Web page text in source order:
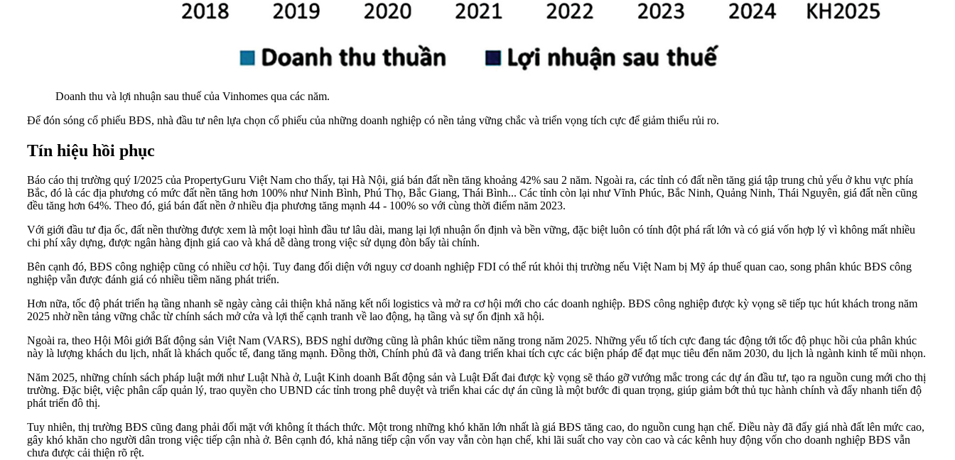
Doanh thu và lợi nhuận sau thuế của Vinhomes qua các năm.
Để đón sóng cổ phiếu BĐS, nhà đầu tư nên lựa chọn cổ phiếu của những doanh nghiệp có nền tảng vững chắc và triển vọng tích cực để giảm thiểu rủi ro.
Tín hiệu hồi phục
Báo cáo thị trường quý I/2025 của PropertyGuru Việt Nam cho thấy, tại Hà Nội, giá bán đất nền tăng khoảng 42% sau 2 năm. Ngoài ra, các tỉnh có đất nền tăng giá tập trung chủ yếu ở khu vực phía
Bắc, đó là các địa phương có mức đất nền tăng hơn 100% như Ninh Bình, Phú Thọ, Bắc Giang, Thái Bình... Các tỉnh còn lại như Vĩnh Phúc, Bắc Ninh, Quảng Ninh, Thái Nguyên, giá đất nền cũng
đều tăng hơn 64%. Theo đó, giá bán đất nền ở nhiều địa phương tăng mạnh 44 - 100% so với cùng thời điểm năm 2023.
Với giới đầu tư địa ốc, đất nền thường được xem là một loại hình đầu tư lâu dài, mang lại lợi nhuận ổn định và bền vững, đặc biệt luôn có tính đột phá rất lớn và có giá vốn hợp lý vì không mất nhiều
chi phí xây dựng, được ngân hàng định giá cao và khá dễ dàng trong việc sử dụng đòn bẩy tài chính.
Bên cạnh đó, BĐS công nghiệp cũng có nhiều cơ hội. Tuy đang đối diện với nguy cơ doanh nghiệp FDI có thể rút khỏi thị trường nếu Việt Nam bị Mỹ áp thuế quan cao, song phân khúc BĐS công
nghiệp vẫn được đánh giá có nhiều tiềm năng phát triển.
Hơn nữa, tốc độ phát triển hạ tầng nhanh sẽ ngày càng cải thiện khả năng kết nối logistics và mở ra cơ hội mới cho các doanh nghiệp. BĐS công nghiệp được kỳ vọng sẽ tiếp tục hút khách trong năm
2025 nhờ nền tảng vững chắc từ chính sách mở cửa và lợi thế cạnh tranh về lao động, hạ tầng và sự ổn định xã hội.
Ngoài ra, theo Hội Môi giới Bất động sản Việt Nam (VARS), BĐS nghỉ dưỡng cũng là phân khúc tiềm năng trong năm 2025. Những yếu tố tích cực đang tác động tới tốc độ phục hồi của phân khúc
này là lượng khách du lịch, nhất là khách quốc tế, đang tăng mạnh. Đồng thời, Chính phủ đã và đang triển khai tích cực các biện pháp để đạt mục tiêu đến năm 2030, du lịch là ngành kinh tế mũi nhọn.
Năm 2025, những chính sách pháp luật mới như Luật Nhà ở, Luật Kinh doanh Bất động sản và Luật Đất đai được kỳ vọng sẽ tháo gỡ vướng mắc trong các dự án đầu tư, tạo ra nguồn cung mới cho thị
trường. Đặc biệt, việc phân cấp quản lý, trao quyền cho UBND các tỉnh trong phê duyệt và triển khai các dự án cũng là một bước đi quan trọng, giúp giảm bớt thủ tục hành chính và đẩy nhanh tiến độ
phát triển đô thị.
Tuy nhiên, thị trường BĐS cũng đang phải đối mặt với không ít thách thức. Một trong những khó khăn lớn nhất là giá BĐS tăng cao, do nguồn cung hạn chế. Điều này đã đẩy giá nhà đất lên mức cao,
gây khó khăn cho người dân trong việc tiếp cận nhà ở. Bên cạnh đó, khả năng tiếp cận vốn vay vẫn còn hạn chế, khi lãi suất cho vay còn cao và các kênh huy động vốn cho doanh nghiệp BĐS vẫn
chưa được cải thiện rõ rệt.